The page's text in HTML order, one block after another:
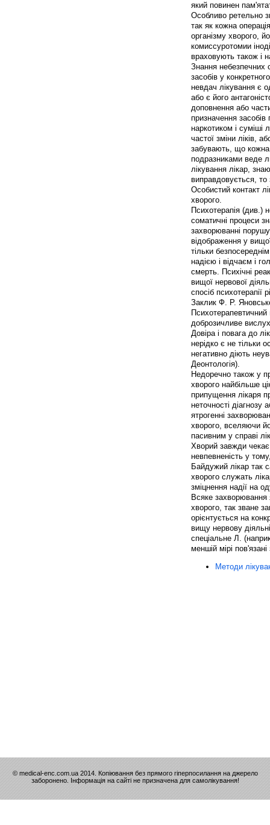
який повинен
Особливо ретельно
так як кожна
організму хворого,
комиссуротомии
враховують також і
Знання небезпечних
засобів у
невдач лікування є
або є його
доповнення або
призначення засобів
наркотиком і суміші
частої зміни ліків,
забувають, що кожна
подразниками веде
лікування лікар,
виправдовується,
Особистий контакт
хворого.
Психотерапія (див.)
соматичні процеси
захворюванні
відображення у
тільки
надією і відчаєм і
смерть. Психічні
вищої нервової
спосіб психотерапії
Заклик Ф. Р.
доброзичливе
Довіра і повага до
нерідко є не тільки
негативно діють
Деонтологія).
Недоречно також у
хворого найбільше
припущення лікаря
неточності діагнозу
ятрогенні
хворого, вселяючи
пасивним у справі
Хворий завжди
невпевненість у
Байдужий лікар так
хворого служать
зміцнення надії на
Всяке захворювання
хворого, так зване
орієнтується на
вищу нервову
спеціальне Л.
меншій мірі
Методи
© medical-enc.com.ua 2014. Копіювання без прямого гіперпосилання на джерело
заборонено. Інформація на сайті не призначена для самолікування!